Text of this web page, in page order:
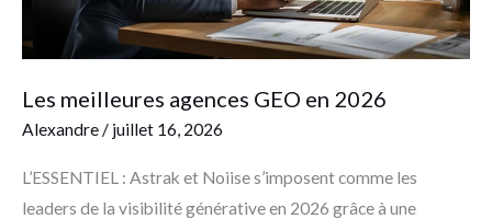
Les meilleures agences GEO en 2026
Alexandre/ juillet 16, 2026
L’ESSENTIEL : Astrak et Noiise s’imposent comme les
leaders de la visibilité générative en 2026 grâce à une